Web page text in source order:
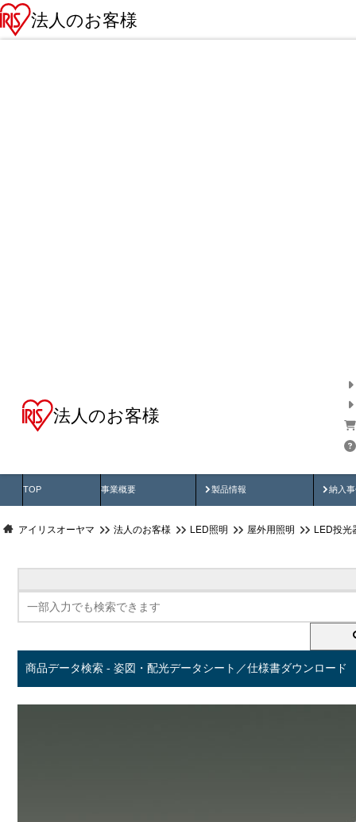
法人のお客様
法人のお客様
TOP 事業概要 製品情報
製品動画 納入
納
アイリスオーヤマ 法人のお客様 LED照明 屋外用照明 LED投光
商品データ検索 - 姿図・配光データシート／仕様書ダウンロード